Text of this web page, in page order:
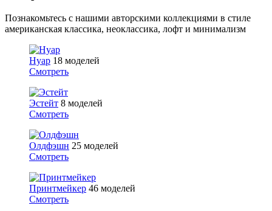
Познакомьтесь с нашими авторскими коллекциями в стиле
американская классика, неоклассика, лофт и минимализм
Нуар 18 моделей
Смотреть
Эстейт 8 моделей
Смотреть
Олдфэшн 25 моделей
Смотреть
Принтмейкер 46 моделей
Смотреть